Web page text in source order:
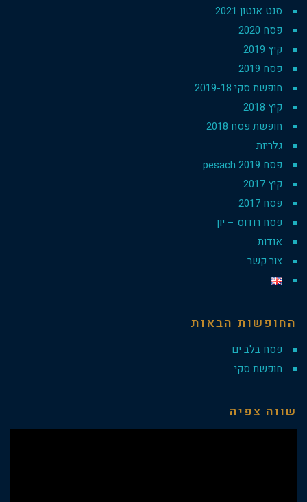
סנט אנטון 2021
פסח 2020
קיץ 2019
פסח 2019
חופשת סקי 2019-18
קיץ 2018
חופשת פסח 2018
גלריות
פסח 2019 pesach
קיץ 2017
פסח 2017
פסח רודוס – יון
אודות
צור קשר
החופשות הבאות
פסח בלב ים
חופשת סקי
שווה צפיה